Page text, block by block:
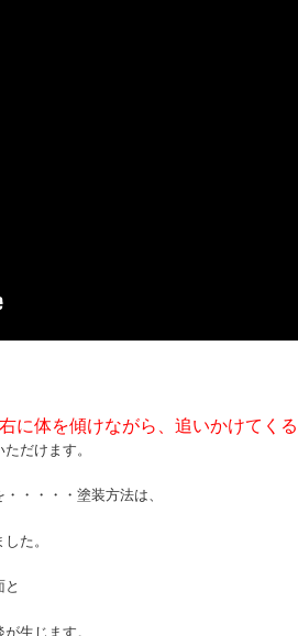
に体を傾けながら、追いかけてく
だけます。
・・・・塗装方法は、
た。
生じます。